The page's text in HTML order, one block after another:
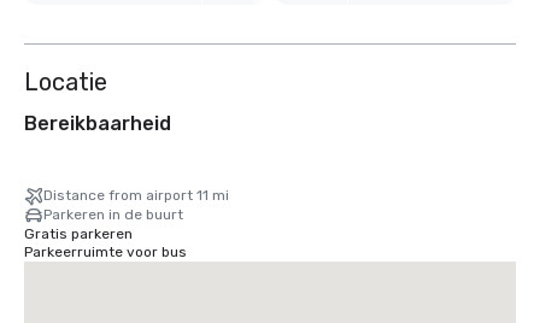
Locatie
Bereikbaarheid
Distance from airport 11 mi
Parkeren in de buurt
Gratis parkeren
Parkeerruimte voor bus